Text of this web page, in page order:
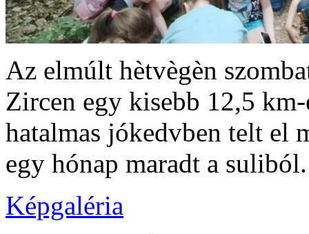
Az elmúlt hètvègèn
Zircen egy kisebb 12,5
hatalmas jókedvben telt el
egy hónap maradt a
Képgaléria